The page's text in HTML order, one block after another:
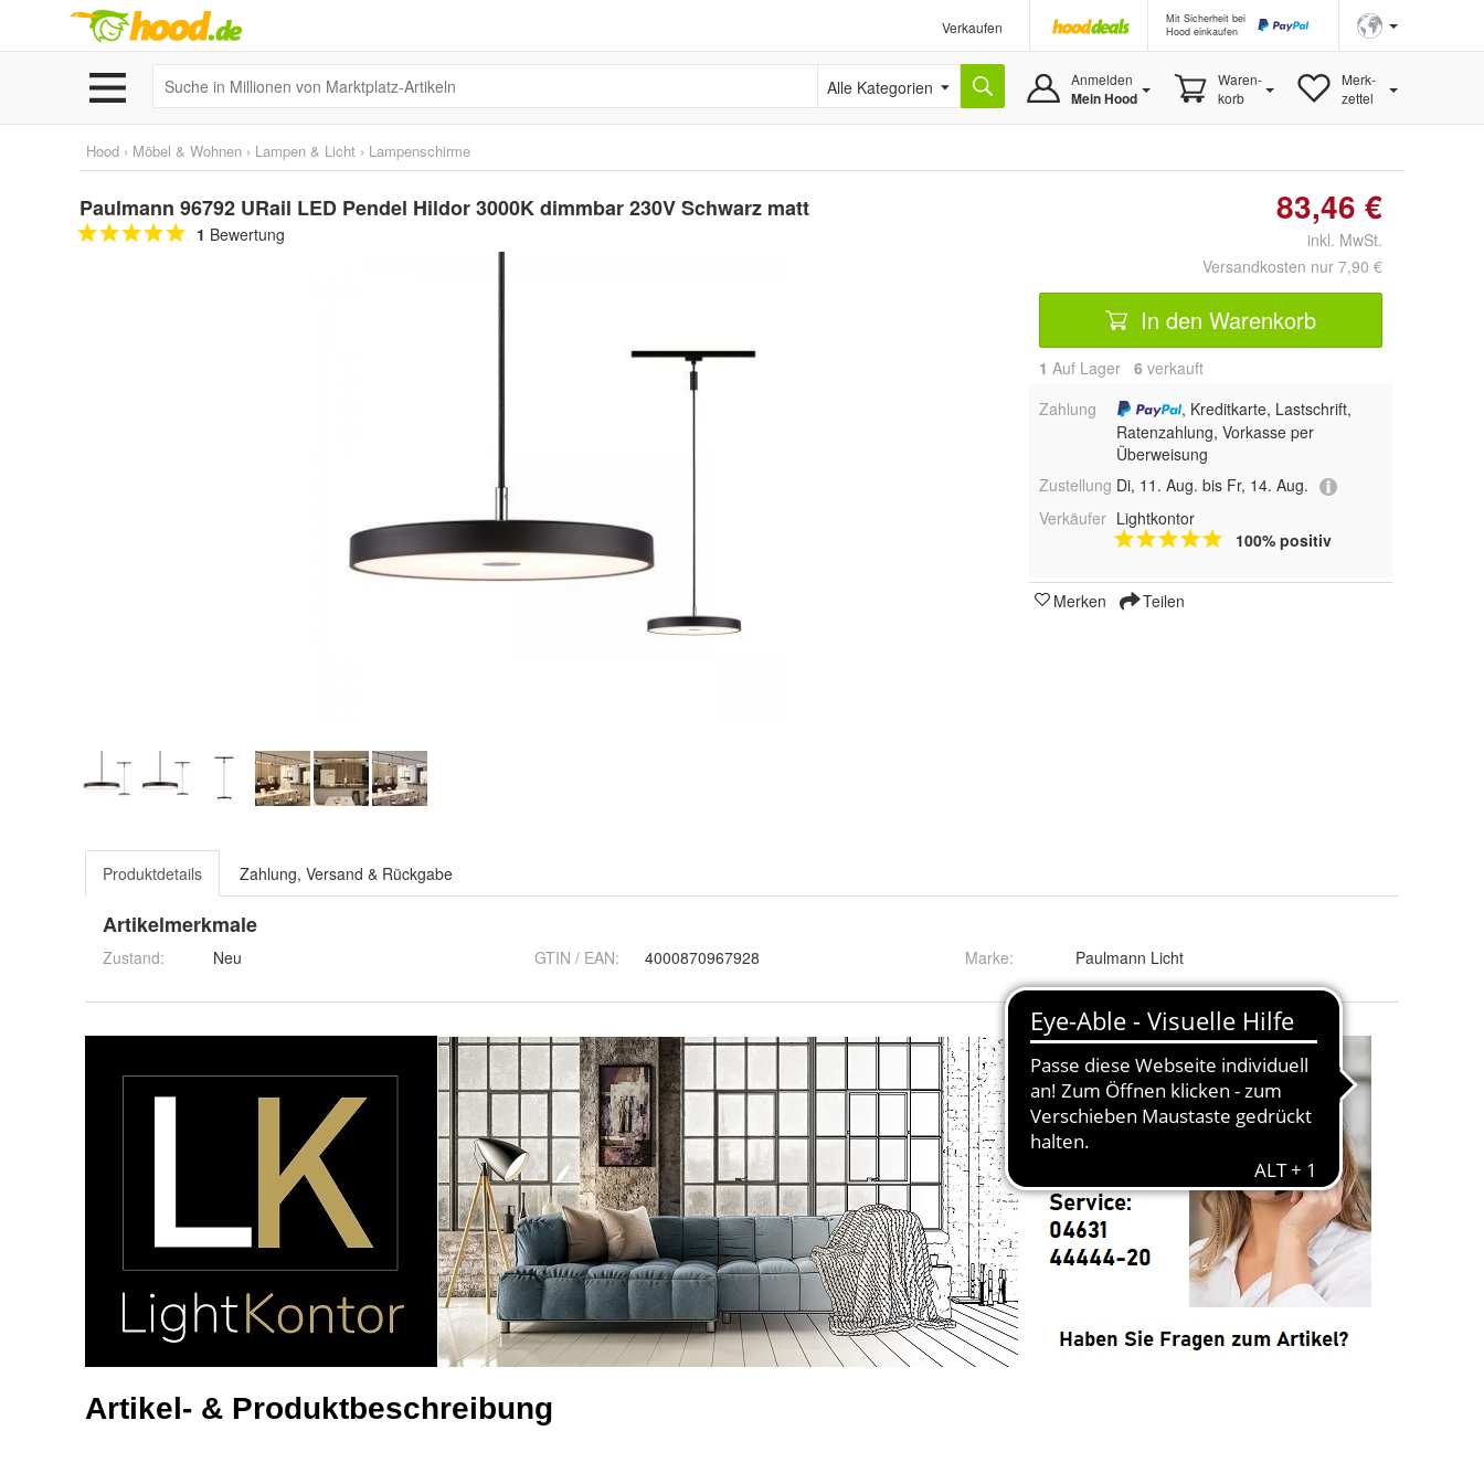
Verkaufen
Mit Sicherheit bei
Hood einkaufen
Alle Kategorien Anmelden
Mein Hood
Waren-
korb
Merk-
zettel
Hood › Möbel & Wohnen › Lampen & Licht › Lampenschirme
Paulmann 96792 URail LED Pendel Hildor 3000K dimmbar 230V Schwarz matt
1 Bewertung
83,46 €
inkl. MwSt.
Versandkosten nur 7,90 €
In den Warenkorb
1 Auf Lager 6 verkauft
Zahlung
, Kreditkarte, Lastschrift,
Ratenzahlung, Vorkasse per
Überweisung
Zustellung Di, 11. Aug. bis Fr, 14. Aug.
Verkäufer Lightkontor
100% positiv
Merken Teilen
Produktdetails Zahlung, Versand & Rückgabe
Artikelmerkmale
Zustand: Neu GTIN / EAN: 4000870967928 Marke: Paulmann Licht